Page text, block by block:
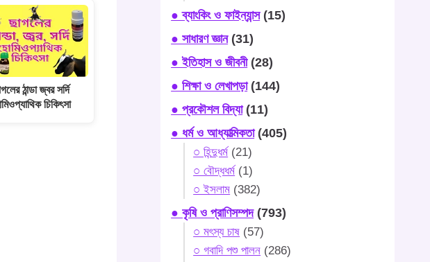
ঠান্ডা জ্বর সর্দি
চিকিৎসা
● ব্যাংকিং ও ফাইন্যান্স(15)
● সাধারণ জ্ঞান(31)
● ইতিহাস ও জীবনী(28)
● শিক্ষা ও লেখাপড়া(144)
● প্রকৌশল বিদ্যা(11)
● ধর্ম ও আধ্যাত্মিকতা(405)
○ হিন্দুধর্ম (21)
○ বৌদ্ধধর্ম (1)
○ ইসলাম (382)
● কৃষি ও প্রাণিসম্পদ(793)
○ মৎস্য চাষ (57)
○ গবাদি পশু পালন (286)